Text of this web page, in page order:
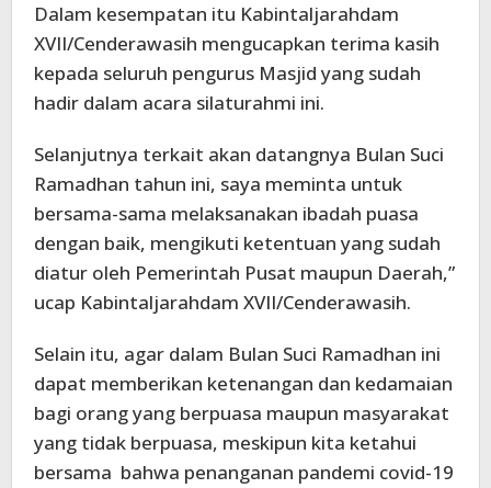
Dalam kesempatan itu Kabintaljarahdam
XVII/Cenderawasih mengucapkan terima kasih
kepada seluruh pengurus Masjid yang sudah
hadir dalam acara silaturahmi ini.
Selanjutnya terkait akan datangnya Bulan Suci
Ramadhan tahun ini, saya meminta untuk
bersama-sama melaksanakan ibadah puasa
dengan baik, mengikuti ketentuan yang sudah
diatur oleh Pemerintah Pusat maupun Daerah,”
ucap Kabintaljarahdam XVII/Cenderawasih.
Selain itu, agar dalam Bulan Suci Ramadhan ini
dapat memberikan ketenangan dan kedamaian
bagi orang yang berpuasa maupun masyarakat
yang tidak berpuasa, meskipun kita ketahui
bersama bahwa penanganan pandemi covid-19